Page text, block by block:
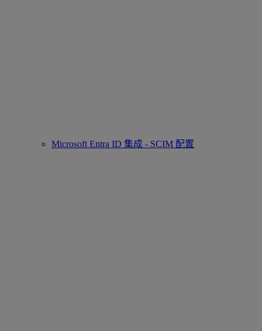
Microsoft Entra ID 集成 - SCIM 配置